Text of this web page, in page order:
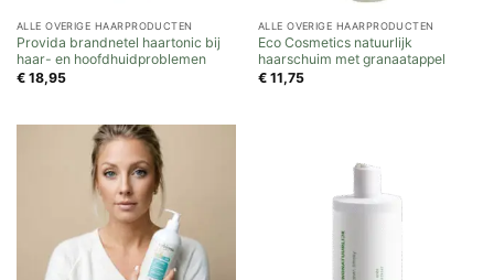
ALLE OVERIGE HAARPRODUCTEN
Provida brandnetel haartonic bij
haar- en hoofdhuidproblemen
€18,95
ALLE OVERIGE HAARPRODUCTEN
Eco Cosmetics natuurlijk
haarschuim met granaatappel
€11,75